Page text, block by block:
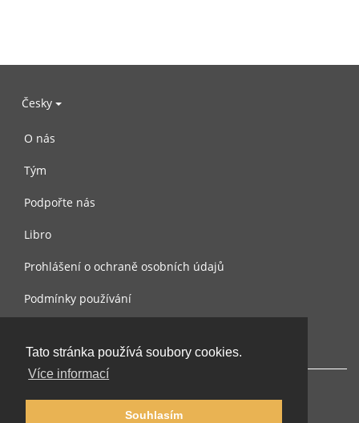
Tato stránka používá soubory cookies.
Více informací
Souhlasím
Česky
O nás
Tým
Podpořte nás
Libro
Prohlášení o ochraně osobních údajů
Podmínky používání